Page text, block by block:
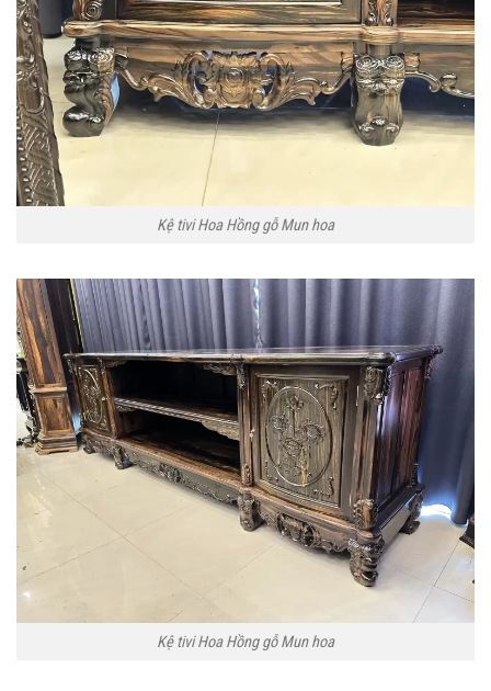
Kệ tivi Hoa Hồng gỗ Mun hoa
Kệ tivi Hoa Hồng gỗ Mun hoa